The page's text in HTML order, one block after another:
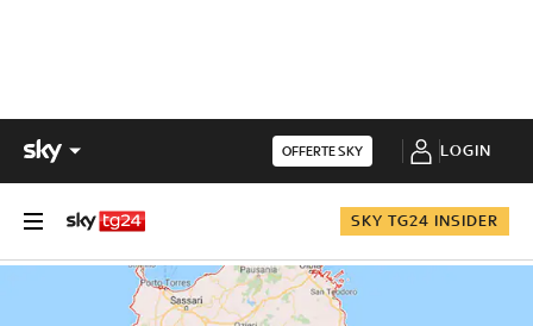
OFFERTE SKY LOGIN
SKY TG24 INSIDER